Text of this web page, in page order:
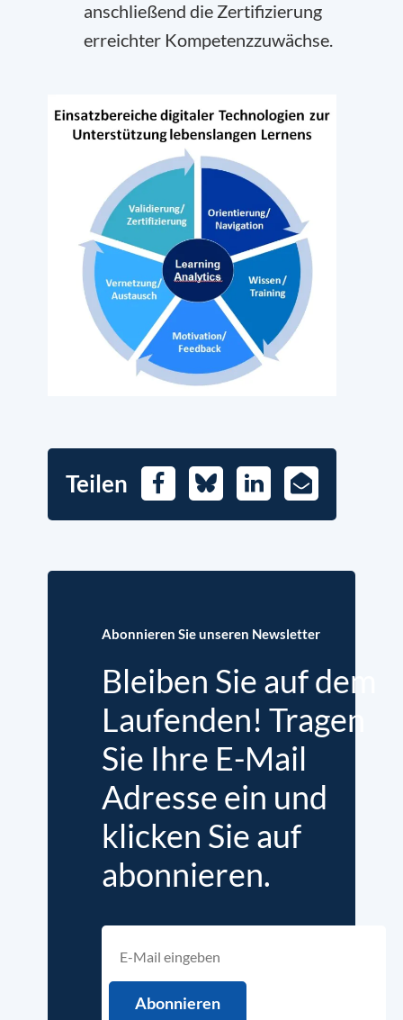
anschließend die Zertifizierung
erreichter Kompetenzzuwächse.
Teilen FacebookBlueskyLinkedIn
E-
Mail
Abonnieren Sie unseren Newsletter
Bleiben Sie auf dem
Laufenden! Tragen
Sie Ihre E-Mail
Adresse ein und
klicken Sie auf
abonnieren.